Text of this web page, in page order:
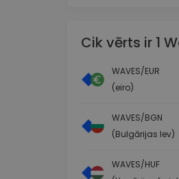
Cik vērts ir 1
WAVES/EUR
(eiro)
WAVES/BGN
(Bulgārijas lev)
WAVES/HUF